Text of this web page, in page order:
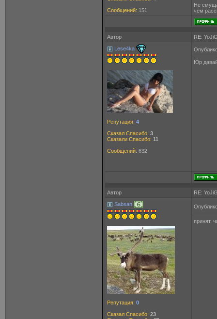
Сообщений: 151
Не
чем
Автор
RE:
Lese4ka
Репутация: 4
Сказал Спасибо: 3
Сказали Спасибо: 11
Сообщений: 632
Юр
Автор
RE:
Sabsan
Репутация: 0
Сказал Спасибо: 23
принят.